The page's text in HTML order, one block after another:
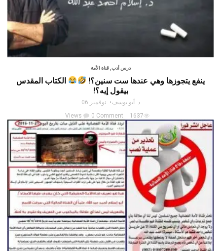
درس أدب ,قناة الأمة
ينفع يتجوزها وهي عندها ست سنين؟!
الكتاب المقدس
بيقول إيه؟!
د. أبو يوسف
نوفمبر 06
1637 Views
0 Comment